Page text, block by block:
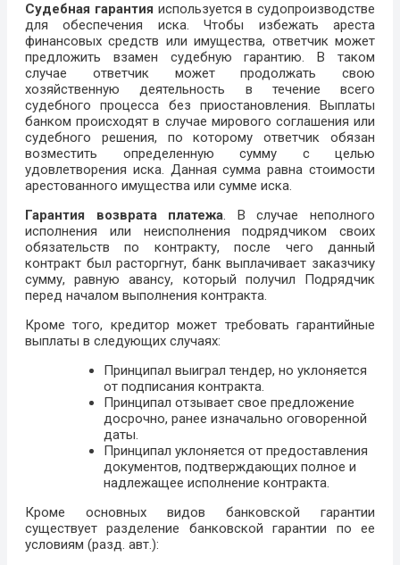
Судебная гарантия используется в судопроизводстве
для обеспечения иска. Чтобы избежать ареста
финансовых средств или имущества, ответчик может
предложить взамен судебную гарантию. В таком
случае ответчик может продолжать свою
хозяйственную деятельность в течение всего
судебного процесса без приостановления. Выплаты
банком происходят в случае мирового соглашения или
судебного решения, по которому ответчик обязан
возместить определенную сумму с целью
удовлетворения иска. Данная сумма равна стоимости
арестованного имущества или сумме иска.
Гарантия возврата платежа. В случае неполного
исполнения или неисполнения подрядчиком своих
обязательств по контракту, после чего данный
контракт был расторгнут, банк выплачивает заказчику
сумму, равную авансу, который получил Подрядчик
перед началом выполнения контракта.
Кроме того, кредитор может требовать гарантийные
выплаты в следующих случаях:
Принципал выиграл тендер, но уклоняется
от подписания контракта.
Принципал отзывает свое предложение
досрочно, ранее изначально оговоренной
даты.
Принципал уклоняется от предоставления
документов, подтверждающих полное и
надлежащее исполнение контракта.
Кроме основных видов банковской гарантии
существует разделение банковской гарантии по ее
условиям (разд. авт.):